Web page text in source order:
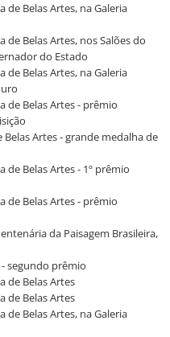
de Belas Artes, na Galeria
de Belas Artes, nos Salões do
do Estado
de Belas Artes, na Galeria
de Belas Artes - prêmio
Belas Artes - grande medalha de
de Belas Artes - 1º prêmio
de Belas Artes - prêmio
da Paisagem Brasileira,
segundo prêmio
de Belas Artes
de Belas Artes
de Belas Artes, na Galeria